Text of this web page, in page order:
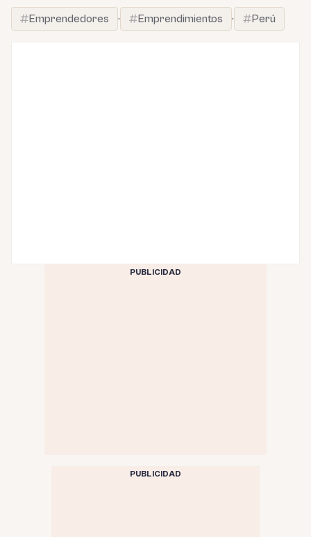
Emprendedores
· Emprendimientos · Perú
PUBLICIDAD
PUBLICIDAD